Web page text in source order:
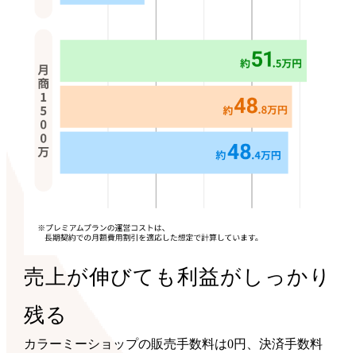
売上が伸びても利益がしっかり
残る
カラーミーショップの販売手数料は0円、決済手数料